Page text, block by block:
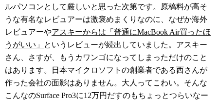
ルパソコンとして厳しいと思った次第です。原稿料が高そ
うな有名なレビュアーは激褒めまくりなのに、なぜか海外
レビュアーやアスキーからは「普通にMacBook Air買ったほ
うがいい」
というレビューが続出していました。アスキー
さん、さすが、もうカワンゴになってしまっただけのこと
はあります。日本マイクロソフトの創業者である西さんが
作った会社の面影はありません。大人ってこわい。そんな
こんなのSurface Pro3に12万円だすのもちょっとつらいなー